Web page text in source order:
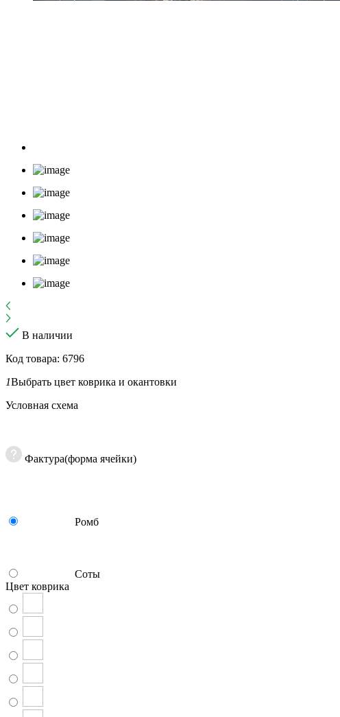
В наличии
Код товара: 6796
1Выбрать цвет коврика и окантовки
Условная схема
Фактура(форма ячейки)
Ромб
Соты
Цвет коврика